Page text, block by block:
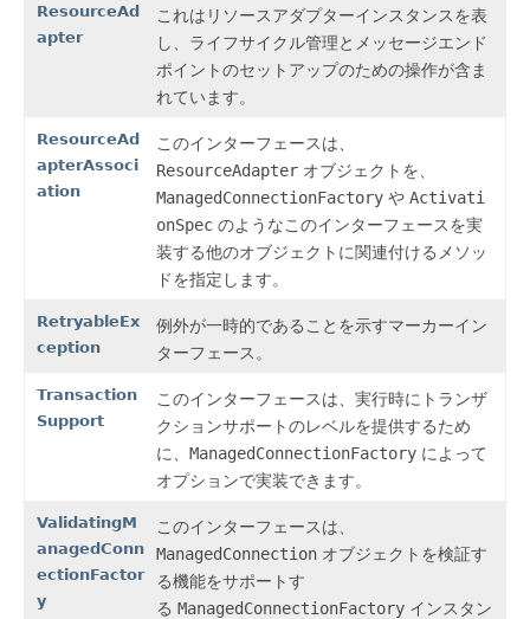
ResourceAd
apter
これはリソースアダプターインスタンスを表
し、ライフサイクル管理とメッセージエンド
ポイントのセットアップのための操作が含ま
れています。
ResourceAd
apterAssoci
ation
このインターフェースは、
ResourceAdapter オブジェクトを、
ManagedConnectionFactory や Activati
onSpec のようなこのインターフェースを実
装する他のオブジェクトに関連付けるメソッ
ドを指定します。
RetryableEx
ception
例外が一時的であることを示すマーカーイン
ターフェース。
Transaction
Support
このインターフェースは、実行時にトランザ
クションサポートのレベルを提供するため
に、 ManagedConnectionFactory によって
オプションで実装できます。
ValidatingM
anagedConn
ectionFactor
y
このインターフェースは、
ManagedConnection オブジェクトを検証す
る機能をサポートす
る ManagedConnectionFactory インスタン